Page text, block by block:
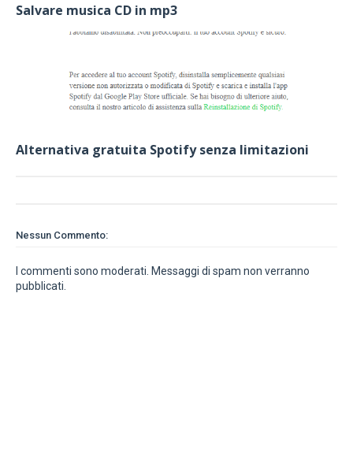
Salvare musica CD in mp3
Alternativa gratuita Spotify senza limitazioni
Nessun Commento:
I commenti sono moderati. Messaggi di spam non verranno
pubblicati.